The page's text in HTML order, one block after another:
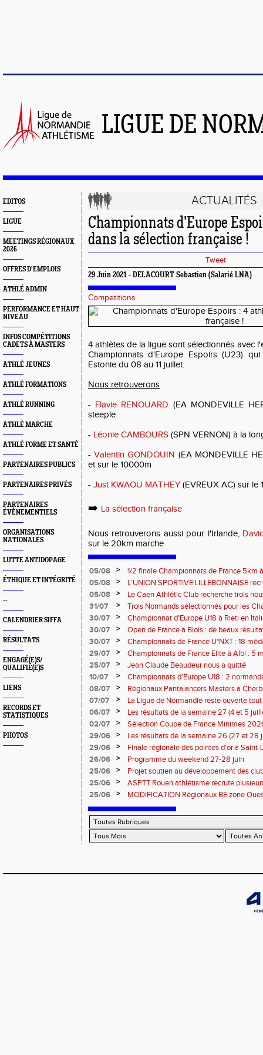
LIGUE DE
EDITOS
LIGUE
MEETINGS RÉGIONAUX
2026
OFFRES D'EMPLOIS
ATHLÉ ADMIN
PERFORMANCE ET HAUT
NIVEAU
INFOS COMPÉTITIONS
CADETS À MASTERS
ATHLÉ JEUNES
ATHLÉ FORMATIONS
ATHLÉ RUNNING
ATHLÉ MARCHE
ATHLÉ FORME ET SANTÉ
PARTENAIRES PUBLICS
PARTENAIRES PRIVÉS
PARTENAIRES
ÉVÈNEMENTIELS
ORGANISATIONS
NATIONALES
LUTTE ANTIDOPAGE
ÉTHIQUE ET INTÉGRITÉ
--
CALENDRIER SIFFA
RÉSULTATS
ENGAGÉ(E)S/
QUALIFIÉ(E)S
LIENS
RECORDS ET
STATISTIQUES
PHOTOS
ACTUALITÉS
Championnats d'Europe
dans la sélection française !
Tweet
29 Juin 2021 - DELACOURT Sebastien (Salarié LNA)
Competitions
4 athlètes de la ligue sont sélectionnés avec
Championnats d'Europe Espoirs (U23)
Estonie du 08 au 11 juillet.
Nous retrouverons :
- Flavie RENOUARD (EA MONDEVILLE
steeple
- Léonie CAMBOURS (SPN VERNON) à la
-Valentin GONDOUIN (EA MONDEVILLE
et sur le 10000m
- Just KWAOU MATHEY (EVREUX AC) sur le
➡️ La sélection française
Nous retrouverons aussi pour l'Irlande,
sur le 20km marche
05/08 >
1/2 finale Championnats de France 5km
13 septembre 2026 : les informations
05/08 >
L’UNION SPORTIVE LILLEBONNAISE
rentrée 2026
05/08 >
Le Caen Athlétic Club recherche trois
civique à compter de septembre 2026
31/07 >
Trois Normands sélectionnés pour les
Eugene !
30/07 >
Championnat d'Europe U18 à Rieti en
normands
30/07 >
Open de France à Blois : de beaux
30/07
>
Championnats de France U*NXT : 18
29/07
>
Championnats de France Elite à Albi : 5
titres !
25/07 >
Jean Claude Beaudeur nous a quitté
10/07
>
Championnats d'Europe U18 : 2
08/07
>
Régionaux Pantalancers Masters à
07/07
>
La Ligue de Normandie reste ouverte tout
06/07
>
Les résultats de la semaine 27 (4 et 5
02/07
>
Sélection Coupe de France Minimes
29/06
>
Les résultats de la semaine 26 (27 et 28
29/06
>
Finale régionale des pointes d'or à
informations
26/06 >
Programme du weekend 27-28 juin
25/06
>
Projet soutien au développement des
25/06
>
ASPTT Rouen athlétisme recrute
25/06
>
MODIFICATION Régionaux BE zone